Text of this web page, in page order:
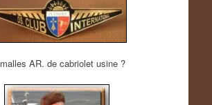
malles AR. de cabriolet usine ?